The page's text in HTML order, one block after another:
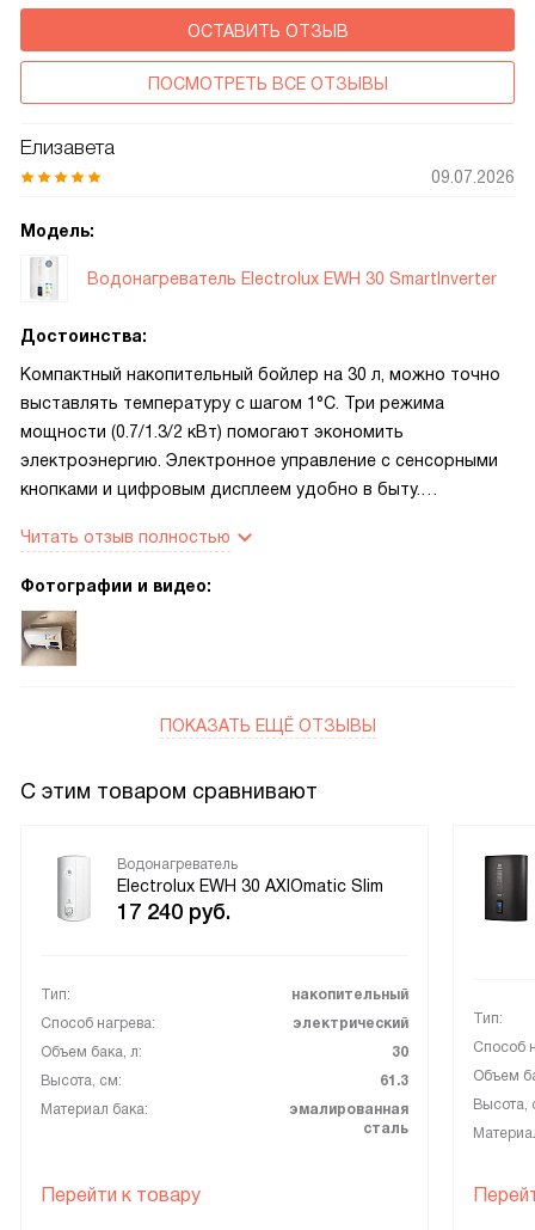
ОСТАВИТЬ ОТЗЫВ
ПОСМОТРЕТЬ ВСЕ ОТЗЫВЫ
Елизавета
09.07.2026
Модель:
Водонагреватель Electrolux EWH 30 SmartInverter
Достоинства:
Компактный накопительный бойлер на 30 л, можно точно
выставлять температуру с шагом 1°C. Три режима
мощности (0.7/1.3/2 кВт) помогают экономить
электроэнергию. Электронное управление с сенсорными
кнопками и цифровым дисплеем удобно в быту.
приятное чувство надежности. Есть система борьбы с
бактериями, защита от перегрева, УЗО и
монтажа вертикально или горизонтально, уровень защиты
IPX4.
Читать отзыв полностью
Фотографии и видео:
ПОКАЗАТЬ ЕЩЁ ОТЗЫВЫ
С этим товаром сравнивают
Водонагреватель
Electrolux EWH 30 AXIOmatic Slim
17 240 руб.
Тип:
накопительный
Способ нагрева:
электрический
Объем бака, л:
30
Высота, см:
61.3
Материал бака:
эмалированная
сталь
Перейти к товару
Тип:
Способ
Объем
Высота,